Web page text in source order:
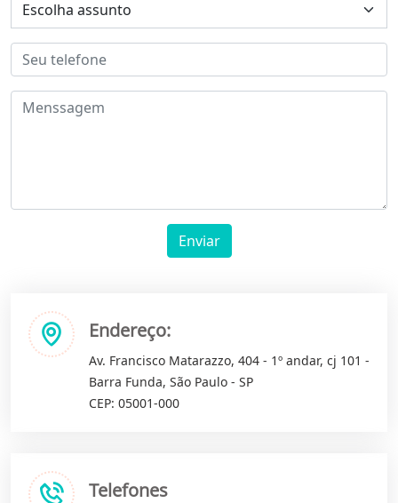
Enviar
Endereço:
Av. Francisco Matarazzo, 404 - 1º andar, cj 101 -
Barra Funda, São Paulo - SP
CEP: 05001-000
Telefones